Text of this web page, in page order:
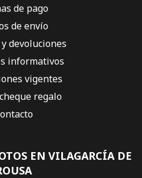
EN VILAGARCÍA DE
de pago
de envío
devoluciones
informativos
vigentes
regalo